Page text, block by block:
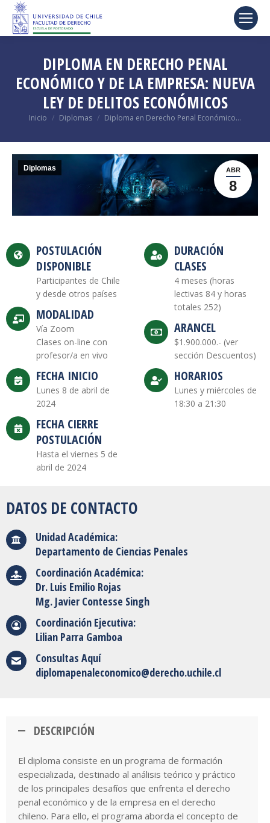
DIPLOMA EN DERECHO PENAL
ECONÓMICO Y DE LA EMPRESA: NUEVA
LEY DE DELITOS ECONÓMICOS
Estás aquí:
Inicio Diplomas Diploma en Derecho Penal Económico…
ABR
8
Diplomas
POSTULACIÓN
DISPONIBLE
Participantes de Chile
y desde otros países
MODALIDAD
Vía Zoom
Clases on-line con
profesor/a en vivo
FECHA INICIO
Lunes 8 de abril de
2024
FECHA CIERRE
POSTULACIÓN
Hasta el viernes 5 de
abril de 2024
DURACIÓN
CLASES
4 meses (horas
lectivas 84 y horas
totales 252)
ARANCEL
$1.900.000.- (ver
sección Descuentos)
HORARIOS
Lunes y miércoles de
18:30 a 21:30
DATOS DE CONTACTO
Unidad Académica:
Departamento de Ciencias Penales
Coordinación Académica:
Dr. Luis Emilio Rojas
Mg. Javier Contesse Singh
Coordinación Ejecutiva:
Lilian Parra Gamboa
Consultas Aquí
diplomapenaleconomico@derecho.uchile.cl
DESCRIPCIÓN
El diploma consiste en un programa de formación
especializada, destinado al análisis teórico y práctico
de los principales desafíos que enfrenta el derecho
penal económico y de la empresa en el derecho
chileno. Para ello, el programa aborda el concepto de